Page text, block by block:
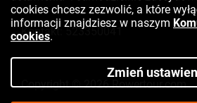
Kontakt:523350041
Copyright © 2026 Rowertour.com
cookies chcesz zezwolić, a które
informacji znajdziesz w naszym
cookies.
Zmień